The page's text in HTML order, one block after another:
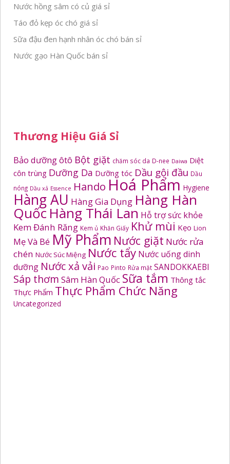
Nước hồng sâm có củ giá sỉ
Táo đỏ kẹp óc chó giá sỉ
Sữa đậu đen hạnh nhân óc chó bán sỉ
Nước gạo Hàn Quốc bán sỉ
Thương Hiệu Giá Sỉ
Bảo dưỡng ôtô Bột giặt chăm sóc da D-nee Daiwa Diệt
côn trùng Dưỡng Da Dưỡng tóc Dầu gội đầu Dầu
nóng Dầu xả Essence Hando Hoá Phẩm Hygiene
Hàng AU Hàng Gia Dụng Hàng Hàn
Quốc Hàng Thái Lan Hỗ trợ sức khỏe
Kem Đánh Răng Kem ủ Khăn Giấy Khử mùi Kẹo Lion
Mẹ Và Bé Mỹ Phẩm Nước giặt Nước rửa
chén Nước Súc Miệng Nước tẩy Nước uống dinh
dưỡng Nước xả vải Pao Pinto Rửa mặt SANDOKKAEBI
Sáp thơm Sâm Hàn Quốc Sữa tắm Thông tắc
Thực Phẩm Thực Phẩm Chức Năng
Uncategorized